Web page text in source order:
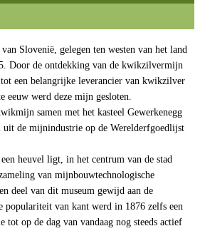
Slovenië, gelegen ten westen van het land
Door de ontdekking van de kwikzilvermijn
een belangrijke leverancier van kwikzilver
eeuw werd deze mijn gesloten.
samen met het kasteel Gewerkenegg
uit de mijnindustrie op de Werelderfgoedlijst
heuvel ligt, in het centrum van de stad
van mijnbouwtechnologische
deel van dit museum gewijd aan de
populariteit van kant werd in 1876 zelfs een
tot op de dag van vandaag nog steeds actief